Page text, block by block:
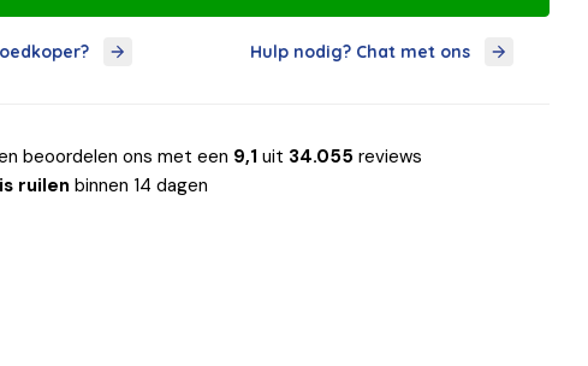
Hulp nodig? Chat met ons
beoordelen ons met een 9,1 uit 34.055 reviews
ruilen binnen 14 dagen